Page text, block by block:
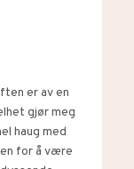
er av en
gjør meg
haug med
for å være